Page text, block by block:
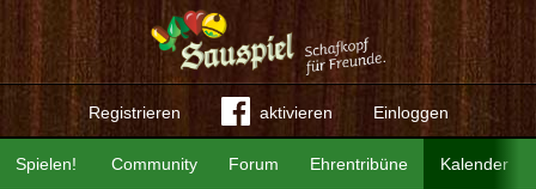
Registrieren aktivieren Einloggen
Community Forum Ehrentribüne Kalender
Spielen!